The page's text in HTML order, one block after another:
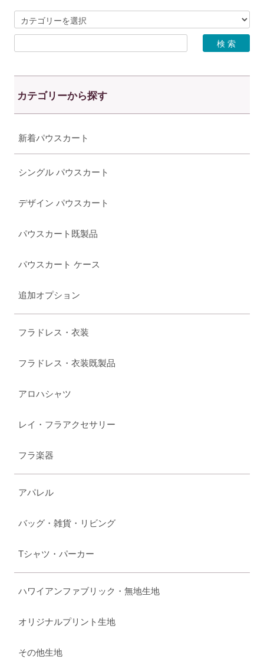
カテゴリーから探す
新着パウスカート
シングル パウスカート
デザイン パウスカート
パウスカート既製品
パウスカート ケース
追加オプション
フラドレス・衣装
フラドレス・衣装既製品
アロハシャツ
レイ・フラアクセサリー
フラ楽器
アパレル
バッグ・雑貨・リビング
Tシャツ・パーカー
ハワイアンファブリック・無地生地
オリジナルプリント生地
その他生地